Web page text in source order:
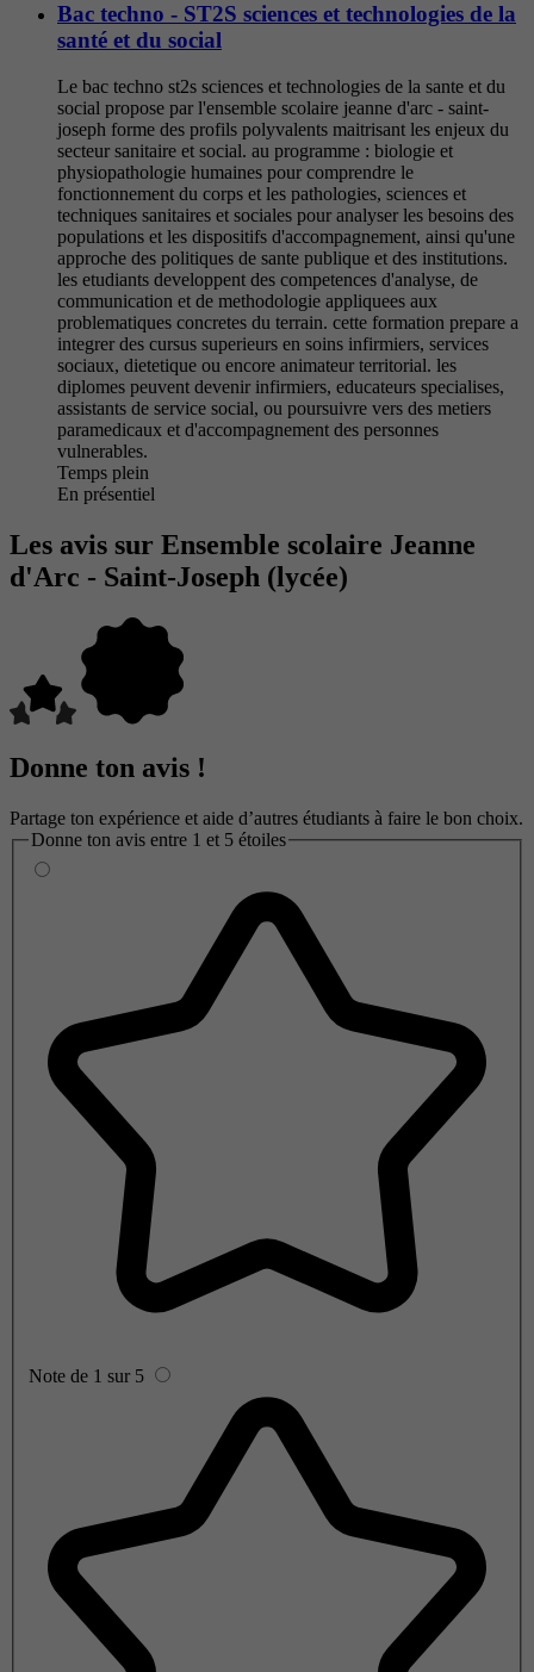
Bac techno - ST2S sciences et technologies de la
santé et du social
Le bac techno st2s sciences et technologies de la sante et du
social propose par l'ensemble scolaire jeanne d'arc - saint-
joseph forme des profils polyvalents maitrisant les enjeux du
secteur sanitaire et social. au programme : biologie et
physiopathologie humaines pour comprendre le
fonctionnement du corps et les pathologies, sciences et
techniques sanitaires et sociales pour analyser les besoins des
populations et les dispositifs d'accompagnement, ainsi qu'une
approche des politiques de sante publique et des institutions.
les etudiants developpent des competences d'analyse, de
communication et de methodologie appliquees aux
problematiques concretes du terrain. cette formation prepare a
integrer des cursus superieurs en soins infirmiers, services
sociaux, dietetique ou encore animateur territorial. les
diplomes peuvent devenir infirmiers, educateurs specialises,
assistants de service social, ou poursuivre vers des metiers
paramedicaux et d'accompagnement des personnes
vulnerables.
Temps plein
En présentiel
Les avis sur Ensemble scolaire Jeanne
d'Arc - Saint-Joseph (lycée)
Donne ton avis !
Partage ton expérience et aide d’autres étudiants à faire le bon choix.
Donne ton avis entre 1 et 5 étoiles
Note de 1 sur 5